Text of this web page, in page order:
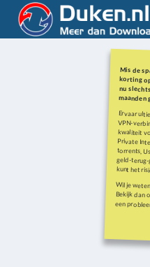
Mis de
korting
nu
maanden
Ervaar
VPN-
kwaliteit
Private
torrents,
geld-
kunt het
Wil je
Bekijk dan
een